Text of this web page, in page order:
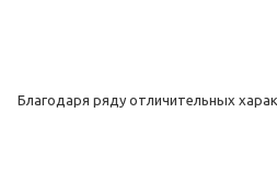
Благодаря ряду отличительных